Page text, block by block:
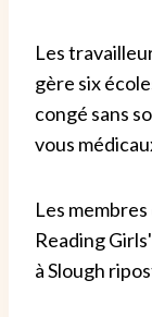
Les
gère six
congé sans
vous
Les
Reading
à Slough